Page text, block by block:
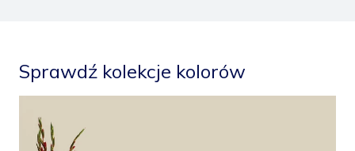
Sprawdź kolekcje kolorów